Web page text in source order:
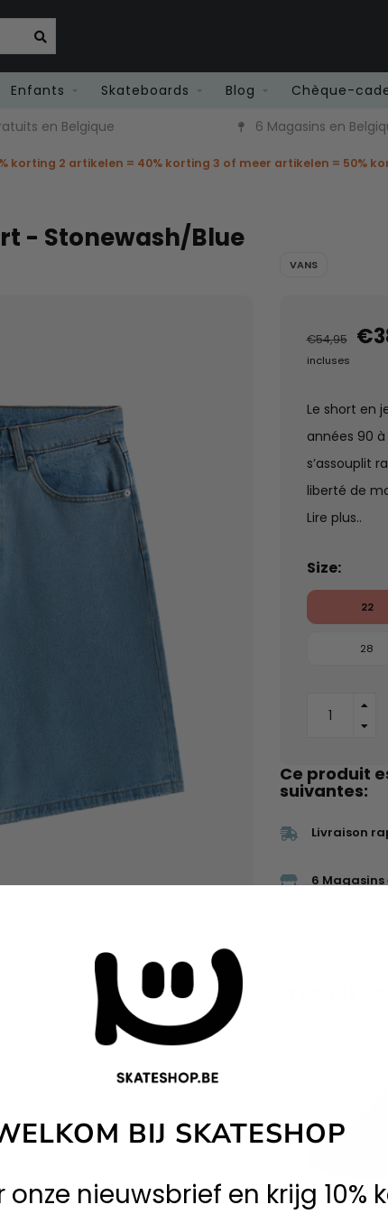
Enfants Skateboards Blog Chèque-
en Belgique 6 Magasins en
korting 2 artikelen = 40% korting 3 of meer artikelen = 50%
- Stonewash/Blue
VANS
€54,95
incluses
Le short en
années 90
s’assouplit
liberté de
Lire plus..
Size:
22
28
Ce produit
suivantes:
Livraison
6 Magasins
un usage quotidien
fréquente
BIJ SKATESHOP
onze nieuwsbrief en krijg 10%